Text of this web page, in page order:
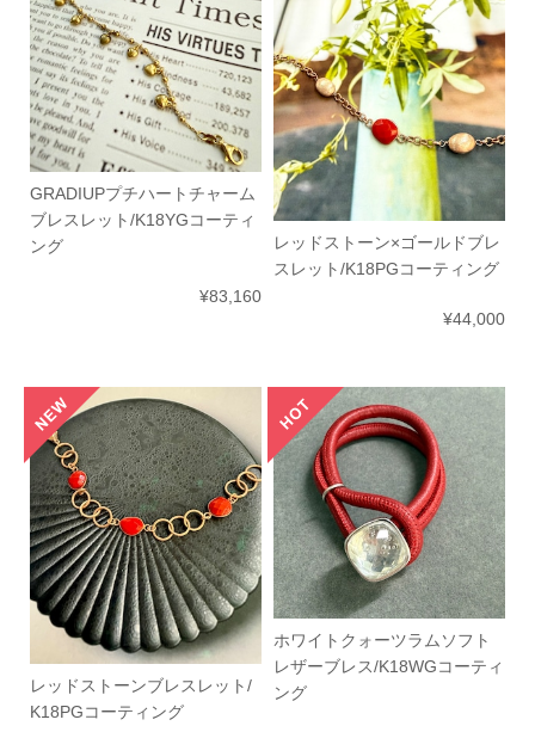
GRADIUPプチハートチャーム
ブレスレット/K18YGコーティ
ング
¥83,160
レッドストーン×ゴールドブレ
スレット/K18PGコーティング
¥44,000
レッドストーンブレスレット/
K18PGコーティング
ホワイトクォーツラムソフト
レザーブレス/K18WGコーティ
ング